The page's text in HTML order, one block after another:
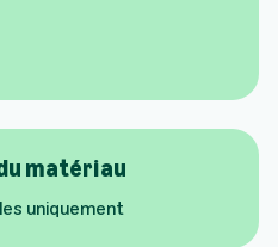
matériau
uniquement